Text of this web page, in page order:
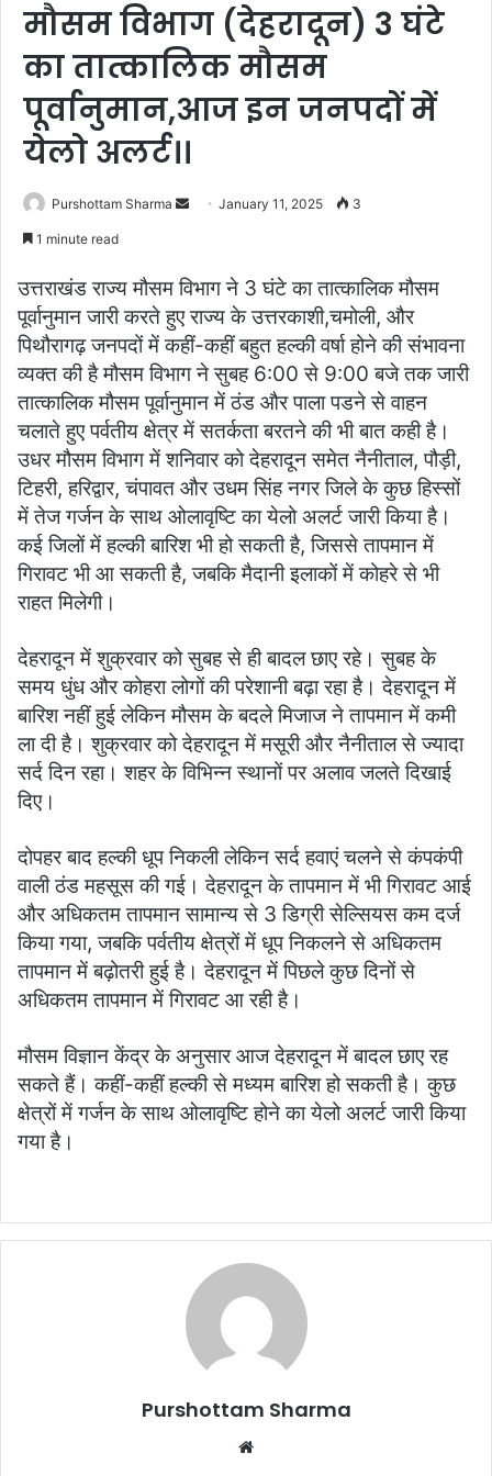
मौसम विभाग (देहरादून) 3 घंटे
का तात्कालिक मौसम
पूर्वानुमान,आज इन जनपदों में
येलो अलर्ट।।
Purshottam Sharma
d
a
n
a
i
January 11, 2025 3
1 minute read
उत्तराखंड राज्य मौसम विभाग ने 3 घंटे का तात्कालिक मौसम
पूर्वानुमान जारी करते हुए राज्य के उत्तरकाशी,चमोली, और
पिथौरागढ़ जनपदों में कहीं-कहीं बहुत हल्की वर्षा होने की संभावना
व्यक्त की है मौसम विभाग ने सुबह 6:00 से 9:00 बजे तक जारी
तात्कालिक मौसम पूर्वानुमान में ठंड और पाला पडने से वाहन
चलाते हुए पर्वतीय क्षेत्र में सतर्कता बरतने की भी बात कही है।
उधर मौसम विभाग में शनिवार को देहरादून समेत नैनीताल, पौड़ी,
टिहरी, हरिद्वार, चंपावत और उधम सिंह नगर जिले के कुछ हिस्सों
में तेज गर्जन के साथ ओलावृष्टि का येलो अलर्ट जारी किया है।
कई जिलों में हल्की बारिश भी हो सकती है, जिससे तापमान में
गिरावट भी आ सकती है, जबकि मैदानी इलाकों में कोहरे से भी
राहत मिलेगी।
देहरादून में शुक्रवार को सुबह से ही बादल छाए रहे। सुबह के
समय धुंध और कोहरा लोगों की परेशानी बढ़ा रहा है। देहरादून में
बारिश नहीं हुई लेकिन मौसम के बदले मिजाज ने तापमान में कमी
ला दी है। शुक्रवार को देहरादून में मसूरी और नैनीताल से ज्यादा
सर्द दिन रहा। शहर के विभिन्न स्थानों पर अलाव जलते दिखाई
दिए।
दोपहर बाद हल्की धूप निकली लेकिन सर्द हवाएं चलने से कंपकंपी
वाली ठंड महसूस की गई। देहरादून के तापमान में भी गिरावट आई
और अधिकतम तापमान सामान्य से 3 डिग्री सेल्सियस कम दर्ज
किया गया, जबकि पर्वतीय क्षेत्रों में धूप निकलने से अधिकतम
तापमान में बढ़ोतरी हुई है। देहरादून में पिछले कुछ दिनों से
अधिकतम तापमान में गिरावट आ रही है।
मौसम विज्ञान केंद्र के अनुसार आज देहरादून में बादल छाए रह
सकते हैं। कहीं-कहीं हल्की से मध्यम बारिश हो सकती है। कुछ
क्षेत्रों में गर्जन के साथ ओलावृष्टि होने का येलो अलर्ट जारी किया
गया है।
Purshottam Sharma